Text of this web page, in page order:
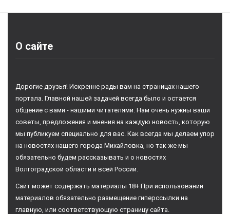
О сайте
Дорогие друзья! Искренне рады вам на страницах нашего
портала. Главной нашей задачей всегда было и остается
общение с вами - нашими читателями. Нам очень нужны ваши
советы, предложения и мнения на каждую новость, которую
мы публикуем специально для вас. Как всегда мы делаем упор
на новостях нашего города Михайловка, но так же мы
обязательно будем рассказывать и о новостях
Волгоградской области и всей России.
Сайт может содержать материалы 18+ При использовании
материалов обязательно размещение гиперссылки на
главную, или соответствующую страницу сайта.